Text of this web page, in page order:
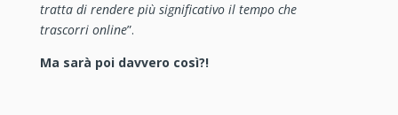
tratta di rendere più significativo il tempo che
trascorri online”.
Ma sarà poi davvero così?!